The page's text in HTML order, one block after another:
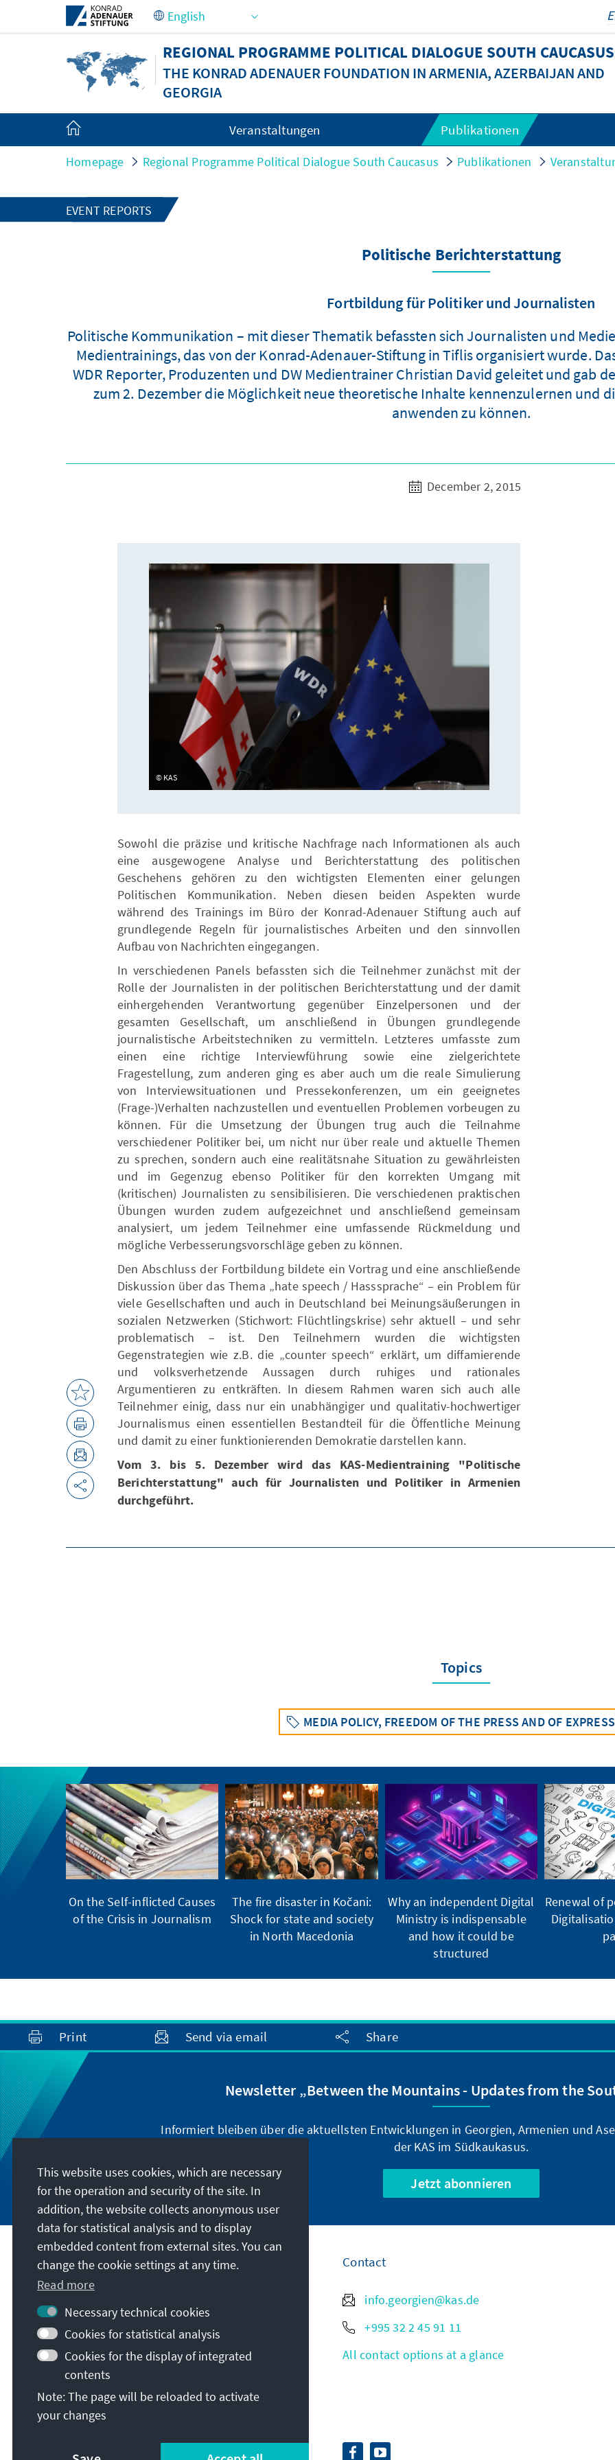
Skip to Main Content
REGIONAL PROGRAMME POLITICAL DIALOGUE SOUTH CAUCASUS
THE KONRAD ADENAUER FOUNDATION IN ARMENIA, AZERBAIJAN AND
GEORGIA
Veranstaltungen Publikationen
Homepage Regional Programme Political Dialogue South Caucasus Publikationen
EVENT REPORTS
Politische Berichterstattung
Fortbildung für Politiker und Journalisten
Politische Kommunikation – mit dieser Thematik befassten sich Journalisten und
Medientrainings, das von der Konrad-Adenauer-Stiftung in Tiflis organisiert wurde.
WDR Reporter, Produzenten und DW Medientrainer Christian David geleitet und gab
zum 2. Dezember die Möglichkeit neue theoretische Inhalte kennenzulernen und
anwenden zu können.
December 2, 2015
KAS
Sowohl die präzise und kritische Nachfrage nach Informationen als auch
eine ausgewogene Analyse und Berichterstattung des politischen
Geschehens gehören zu den wichtigsten Elementen einer gelungen
Politischen Kommunikation. Neben diesen beiden Aspekten wurde
während des Trainings im Büro der Konrad-Adenauer Stiftung auch auf
grundlegende Regeln für journalistisches Arbeiten und den sinnvollen
Aufbau von Nachrichten eingegangen.
In verschiedenen Panels befassten sich die Teilnehmer zunächst mit der
Rolle der Journalisten in der politischen Berichterstattung und der damit
einhergehenden Verantwortung gegenüber Einzelpersonen und der
gesamten Gesellschaft, um anschließend in Übungen grundlegende
journalistische Arbeitstechniken zu vermitteln. Letzteres umfasste zum
einen eine richtige Interviewführung sowie eine zielgerichtete
Fragestellung, zum anderen ging es aber auch um die reale Simulierung
von Interviewsituationen und Pressekonferenzen, um ein geeignetes
(Frage-)Verhalten nachzustellen und eventuellen Problemen vorbeugen zu
können. Für die Umsetzung der Übungen trug auch die Teilnahme
verschiedener Politiker bei, um nicht nur über reale und aktuelle Themen
zu sprechen, sondern auch eine realitätsnahe Situation zu gewährleisten
und im Gegenzug ebenso Politiker für den korrekten Umgang mit
(kritischen) Journalisten zu sensibilisieren. Die verschiedenen praktischen
Übungen wurden zudem aufgezeichnet und anschließend gemeinsam
analysiert, um jedem Teilnehmer eine umfassende Rückmeldung und
mögliche Verbesserungsvorschläge geben zu können.
Den Abschluss der Fortbildung bildete ein Vortrag und eine anschließende
Diskussion über das Thema „hate speech / Hasssprache“ – ein Problem für
viele Gesellschaften und auch in Deutschland bei Meinungsäußerungen in
sozialen Netzwerken (Stichwort: Flüchtlingskrise) sehr aktuell – und sehr
problematisch – ist. Den Teilnehmern wurden die wichtigsten
Gegenstrategien wie z.B. die „counter speech“ erklärt, um diffamierende
und volksverhetzende Aussagen durch ruhiges und rationales
Argumentieren zu entkräften. In diesem Rahmen waren sich auch alle
Teilnehmer einig, dass nur ein unabhängiger und qualitativ-hochwertiger
Journalismus einen essentiellen Bestandteil für die Öffentliche Meinung
und damit zu einer funktionierenden Demokratie darstellen kann.
Vom 3. bis 5. Dezember wird das KAS-Medientraining "Politische
Berichterstattung" auch für Journalisten und Politiker in Armenien
durchgeführt.
Topics
MEDIA POLICY, FREEDOM OF THE PRESS AND OF
On the Self-inflicted Causes
of the Crisis in Journalism
The fire disaster in Kočani:
Shock for state and society
in North Macedonia
Why an independent Digital
Ministry is indispensable
and how it could be
structured
Renewal of
Print Send via email Share
Newsletter „Between the Mountains - Updates from the
Informiert bleiben über die aktuellsten Entwicklungen in Georgien, Armenien und
der KAS im Südkaukasus.
Jetzt abonnieren
Address
Regional Programme Political Dialogue
South Caucasus
Tamar Chovelidze Street 4
0108
Tbilisi
Contact
info.georgien@kas.de
+995 32 2 45 91 11
All contact options at a glance
This website uses cookies, which are necessary
for the operation and security of the site. In
addition, the website collects anonymous user
data for statistical analysis and to display
embedded content from external sites. You can
change the cookie settings at any time.
Read more
Necessary technical cookies
Cookies for statistical analysis
Cookies for the display of integrated
contents
Note: The page will be reloaded to activate
your changes